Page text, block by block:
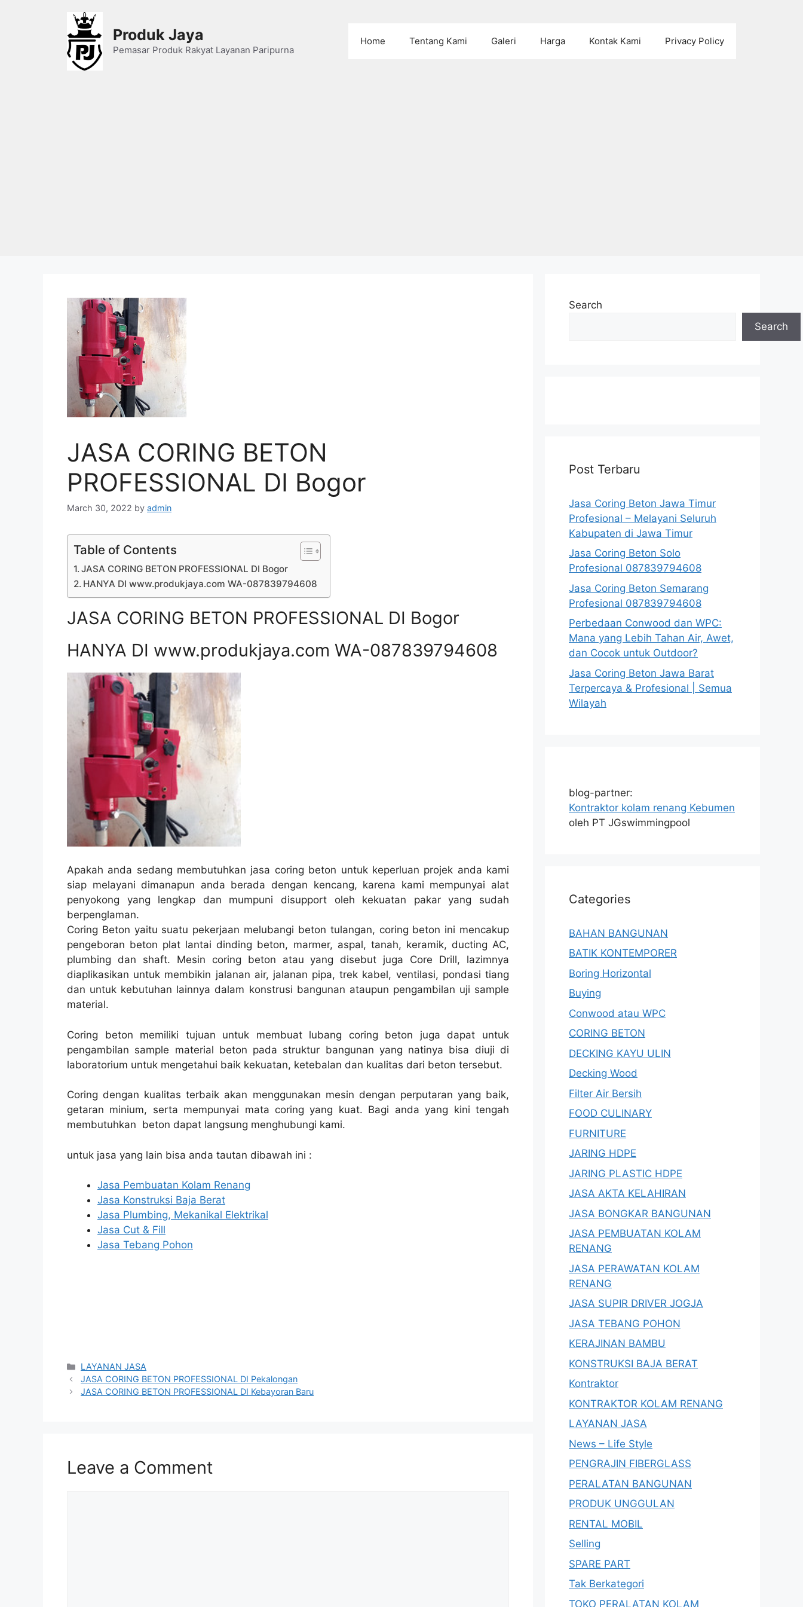
Produk Jaya
Pemasar Produk Rakyat Layanan Paripurna
Home Tentang Kami Galeri Harga Kontak Kami Privacy Policy
JASA CORING BETON
PROFESSIONAL DI Bogor
March 30, 2022 by admin
Table of Contents
JASA CORING BETON PROFESSIONAL DI Bogor
HANYA DI www.produkjaya.com WA-087839794608
JASA CORING BETON PROFESSIONAL DI Bogor
HANYA DI www.produkjaya.com WA-087839794608
Apakah anda sedang membutuhkan jasa coring beton untuk keperluan projek anda kami
siap melayani dimanapun anda berada dengan kencang, karena kami mempunyai alat
penyokong yang lengkap dan mumpuni disupport oleh kekuatan pakar yang sudah
berpenglaman.
Coring Beton yaitu suatu pekerjaan melubangi beton tulangan, coring beton ini mencakup
pengeboran beton plat lantai dinding beton, marmer, aspal, tanah, keramik, ducting AC,
plumbing dan shaft. Mesin coring beton atau yang disebut juga Core Drill, lazimnya
diaplikasikan untuk membikin jalanan air, jalanan pipa, trek kabel, ventilasi, pondasi tiang
dan untuk kebutuhan lainnya dalam konstrusi bangunan ataupun pengambilan uji sample
material.
Coring beton memiliki tujuan untuk membuat lubang coring beton juga dapat untuk
pengambilan sample material beton pada struktur bangunan yang natinya bisa diuji di
laboratorium untuk mengetahui baik kekuatan, ketebalan dan kualitas dari beton tersebut.
Coring dengan kualitas terbaik akan menggunakan mesin dengan perputaran yang baik,
getaran minium, serta mempunyai mata coring yang kuat. Bagi anda yang kini tengah
membutuhkan beton dapat langsung menghubungi kami.
untuk jasa yang lain bisa anda tautan dibawah ini :
Jasa Pembuatan Kolam Renang
Jasa Konstruksi Baja Berat
Jasa Plumbing, Mekanikal Elektrikal
Jasa Cut & Fill
Jasa Tebang Pohon
Categories
LAYANAN JASA
JASA CORING BETON PROFESSIONAL DI Pekalongan
JASA CORING BETON PROFESSIONAL DI Kebayoran Baru
Leave a Comment
Search
Search
Post Terbaru
Jasa Coring Beton Jawa Timur
Profesional – Melayani Seluruh
Kabupaten di Jawa Timur
Jasa Coring Beton Solo
Profesional 087839794608
Jasa Coring Beton Semarang
Profesional 087839794608
Perbedaan Conwood dan WPC:
Mana yang Lebih Tahan Air, Awet,
dan Cocok untuk Outdoor?
Jasa Coring Beton Jawa Barat
Terpercaya & Profesional | Semua
Wilayah
blog-partner:
Kontraktor kolam renang Kebumen
oleh PT JGswimmingpool
Categories
BAHAN BANGUNAN
BATIK KONTEMPORER
Boring Horizontal
Buying
Conwood atau WPC
CORING BETON
DECKING KAYU ULIN
Decking Wood
Filter Air Bersih
FOOD CULINARY
FURNITURE
JARING HDPE
JARING PLASTIC HDPE
JASA AKTA KELAHIRAN
JASA BONGKAR BANGUNAN
JASA PEMBUATAN KOLAM
RENANG
JASA PERAWATAN KOLAM
RENANG
JASA SUPIR DRIVER JOGJA
JASA TEBANG POHON
KERAJINAN BAMBU
KONSTRUKSI BAJA BERAT
Kontraktor
KONTRAKTOR KOLAM RENANG
LAYANAN JASA
News – Life Style
PENGRAJIN FIBERGLASS
PERALATAN BANGUNAN
PRODUK UNGGULAN
RENTAL MOBIL
Selling
SPARE PART
Tak Berkategori
TOKO PERALATAN KOLAM